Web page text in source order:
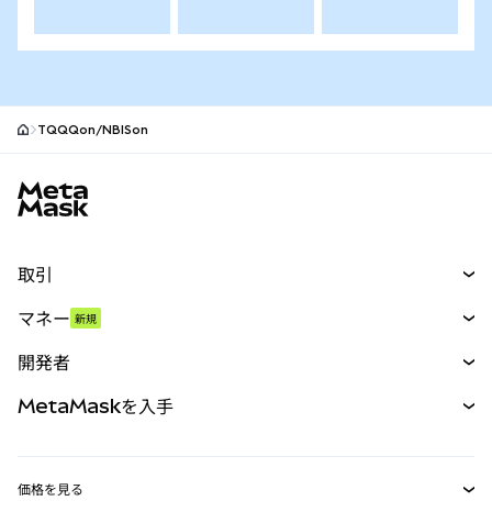
TQQQon/NBISon
取引
パーペチュアル
RWA
マネー 新規
開発者
MetaMaskを入手
価格を見る